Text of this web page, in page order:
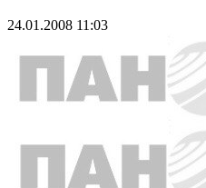
24.01.2008 11:03